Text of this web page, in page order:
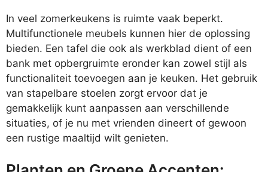
In veel zomerkeukens is ruimte vaak beperkt.
Multifunctionele meubels kunnen hier de oplossing
bieden. Een tafel die ook als werkblad dient of een
bank met opbergruimte eronder kan zowel stijl als
functionaliteit toevoegen aan je keuken. Het gebruik
van stapelbare stoelen zorgt ervoor dat je
gemakkelijk kunt aanpassen aan verschillende
situaties, of je nu met vrienden dineert of gewoon
een rustige maaltijd wilt genieten.